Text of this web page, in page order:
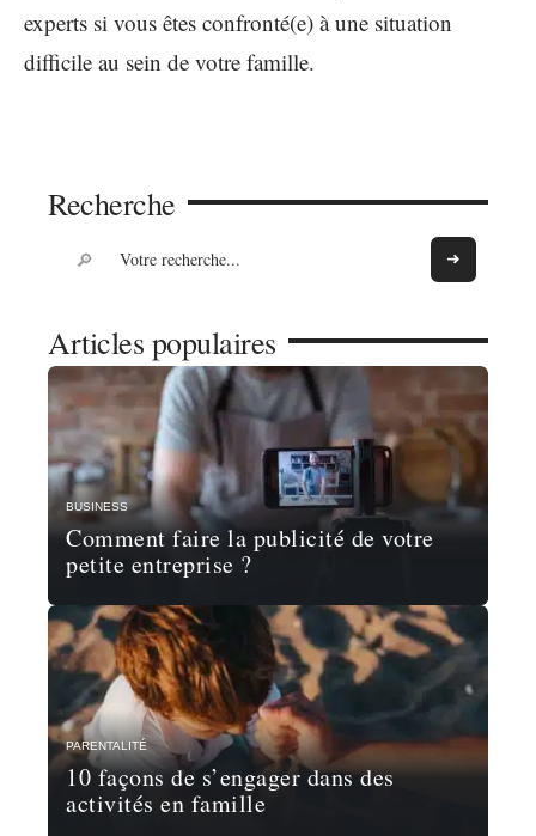
experts si vous êtes confronté(e) à une situation
difficile au sein de votre famille.
Recherche
Articles populaires
BUSINESS
Comment faire la publicité de votre
petite entreprise ?
PARENTALITÉ
10 façons de s’engager dans des
activités en famille